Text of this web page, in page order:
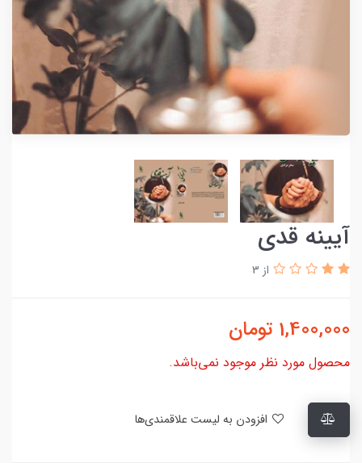
آیینه قدی
از 3
1,400,000 تومان
محصول مورد نظر موجود نمی‌باشد.